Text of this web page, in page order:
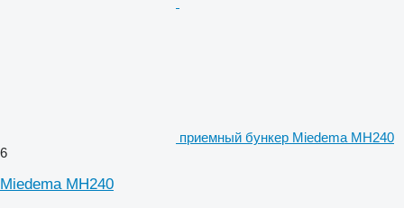
приемный бункер Miedema MH240
6
Miedema MH240